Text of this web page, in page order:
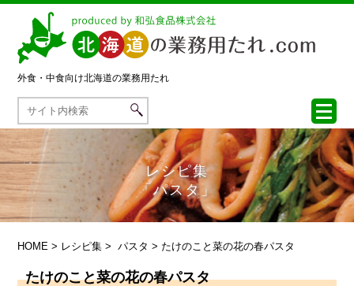
外食・中食向け北海道の業務用たれ
レシピ集
「パスタ」
HOME > レシピ集 >パスタ > たけのこと菜の花の春パスタ
たけのこと菜の花の春パスタ